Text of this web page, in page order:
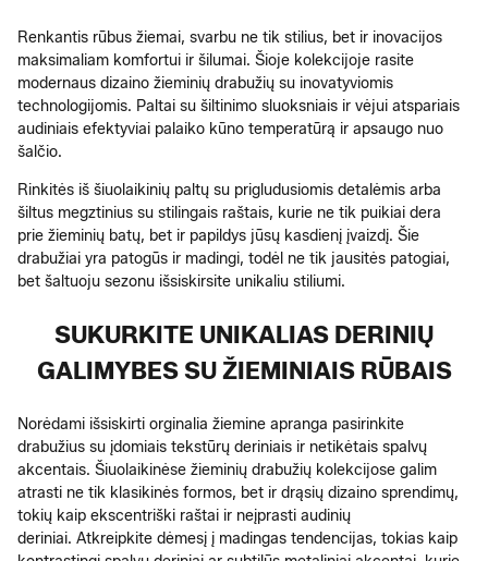
Renkantis rūbus žiemai, svarbu ne tik stilius, bet ir inovacijos
maksimaliam komfortui ir šilumai. Šioje kolekcijoje rasite
modernaus dizaino žieminių drabužių su inovatyviomis
technologijomis. Paltai su šiltinimo sluoksniais ir vėjui atspariais
audiniais efektyviai palaiko kūno temperatūrą ir apsaugo nuo
šalčio.
Rinkitės iš šiuolaikinių paltų su prigludusiomis detalėmis arba
šiltus megztinius su stilingais raštais, kurie ne tik puikiai dera
prie žieminių batų, bet ir papildys jūsų kasdienį įvaizdį. Šie
drabužiai yra patogūs ir madingi, todėl ne tik jausitės patogiai,
bet šaltuoju sezonu išsiskirsite unikaliu stiliumi.
SUKURKITE UNIKALIAS DERINIŲ
GALIMYBES SU ŽIEMINIAIS RŪBAIS
Norėdami išsiskirti orginalia žiemine apranga pasirinkite
drabužius su įdomiais tekstūrų deriniais ir netikėtais spalvų
akcentais. Šiuolaikinėse žieminių drabužių kolekcijose galim
atrasti ne tik klasikinės formos, bet ir drąsių dizaino sprendimų,
tokių kaip ekscentriški raštai ir neįprasti audinių
deriniai. Atkreipkite dėmesį į madingas tendencijas, tokias kaip